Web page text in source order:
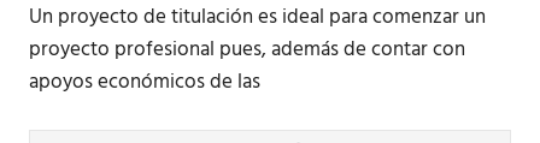
Un proyecto de titulación es ideal para comenzar un
proyecto profesional pues, además de contar con
apoyos económicos de las